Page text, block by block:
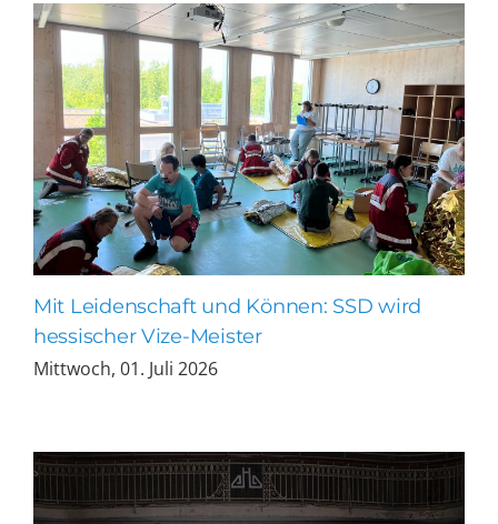
Mit Leidenschaft und Können: SSD wird
hessischer Vize-Meister
Mittwoch, 01. Juli 2026